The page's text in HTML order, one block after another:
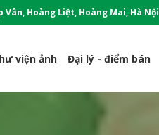
Hoàng Liệt, Hoàng Mai, Hà Nội
viện ảnh Đại lý - điểm bán